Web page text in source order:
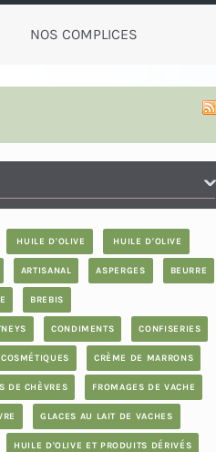
NOS COMPLICES
HUILE D'OLIVE HUILE D'OLIVE
ARTISANAL ASPERGES BEURRE
BREBIS
CONDIMENTS CONFISERIES
COSMÉTIQUES CRÈME DE MARRONS
DE CHÈVRES FROMAGES DE VACHE
GLACES AU LAIT DE VACHES
HUILE D'OLIVE ET PRODUITS DÉRIVÉS